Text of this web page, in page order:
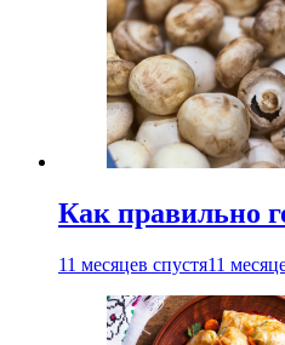
Как правильно
11 месяцев спустя11